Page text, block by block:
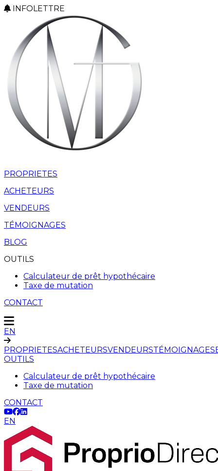
INFOLETTRE
PROPRIETES
ACHETEURS
VENDEURS
TÉMOIGNAGES
BLOG
OUTILS
Calculateur de prêt hypothécaire
Taxe de mutation
CONTACT
EN
PROPRIETESACHETEURSVENDEURSTÉMOIGNAGES
OUTILS
Calculateur de prêt hypothécaire
Taxe de mutation
CONTACT
EN